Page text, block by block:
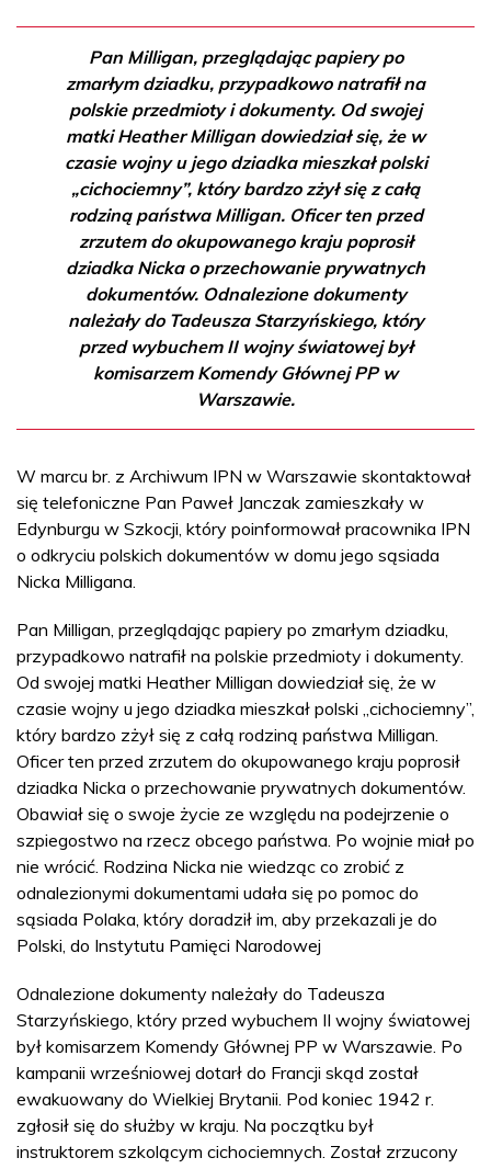
Pan Milligan, przeglądając papiery po
zmarłym dziadku, przypadkowo natrafił na
polskie przedmioty i dokumenty. Od swojej
matki Heather Milligan dowiedział się, że w
czasie wojny u jego dziadka mieszkał polski
„cichociemny”, który bardzo zżył się z całą
rodziną państwa Milligan. Oficer ten przed
zrzutem do okupowanego kraju poprosił
dziadka Nicka o przechowanie prywatnych
dokumentów. Odnalezione dokumenty
należały do Tadeusza Starzyńskiego, który
przed wybuchem II wojny światowej był
komisarzem Komendy Głównej PP w
Warszawie.
W marcu br. z Archiwum IPN w Warszawie skontaktował
się telefoniczne Pan Paweł Janczak zamieszkały w
Edynburgu w Szkocji, który poinformował pracownika IPN
o odkryciu polskich dokumentów w domu jego sąsiada
Nicka Milligana.
Pan Milligan, przeglądając papiery po zmarłym dziadku,
przypadkowo natrafił na polskie przedmioty i dokumenty.
Od swojej matki Heather Milligan dowiedział się, że w
czasie wojny u jego dziadka mieszkał polski „cichociemny”,
który bardzo zżył się z całą rodziną państwa Milligan.
Oficer ten przed zrzutem do okupowanego kraju poprosił
dziadka Nicka o przechowanie prywatnych dokumentów.
Obawiał się o swoje życie ze względu na podejrzenie o
szpiegostwo na rzecz obcego państwa. Po wojnie miał po
nie wrócić. Rodzina Nicka nie wiedząc co zrobić z
odnalezionymi dokumentami udała się po pomoc do
sąsiada Polaka, który doradził im, aby przekazali je do
Polski, do Instytutu Pamięci Narodowej
Odnalezione dokumenty należały do Tadeusza
Starzyńskiego, który przed wybuchem II wojny światowej
był komisarzem Komendy Głównej PP w Warszawie. Po
kampanii wrześniowej dotarł do Francji skąd został
ewakuowany do Wielkiej Brytanii. Pod koniec 1942 r.
zgłosił się do służby w kraju. Na początku był
instruktorem szkolącym cichociemnych. Został zrzucony